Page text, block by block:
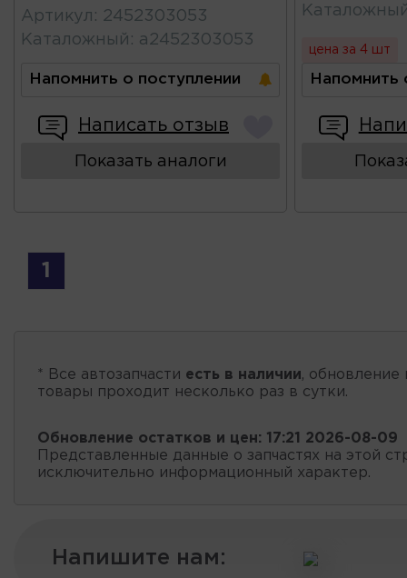
Артикул : 2452303053
Каталожный : а2452303053
Напомнить о поступлении
Написать отзыв
Показать аналоги
цена за 4 шт
Напомнить
1
* Все автозапчасти есть в наличии, обновление
товары проходит несколько раз в сутки.
Обновление остатков и цен: 17:21 2026-08-09
Представленные данные о запчастях на этой
исключительно информационный характер.
Напишите нам: